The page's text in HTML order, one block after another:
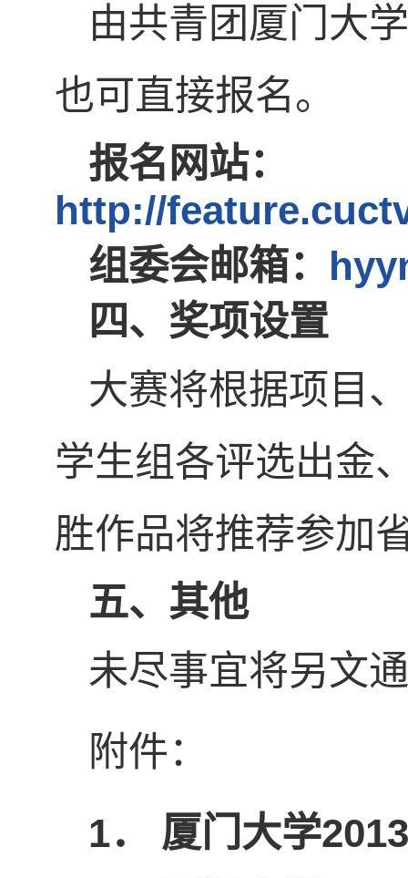
由共青团厦门大
也可直接报名。
报名网站：
http://
组委会邮箱：
四、奖项设置
大赛将根据项目
学生组各评选出金
胜作品将推荐参加
五、其他
未尽事宜将另文
附件：
1． 厦门大学